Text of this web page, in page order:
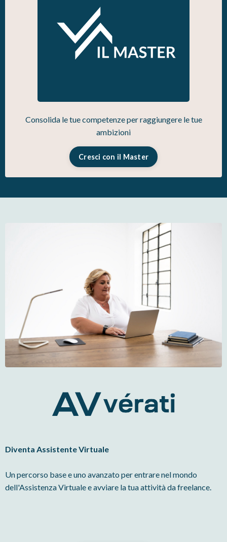
Consolida le tue competenze per raggiungere le tue
ambizioni
Cresci con il Master
Diventa Assistente Virtuale
Un percorso base e uno avanzato per entrare nel mondo
dell'Assistenza Virtuale e avviare la tua attività da freelance.